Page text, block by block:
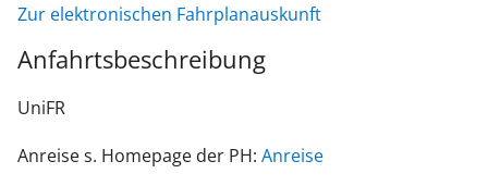
Zur elektronischen Fahrplanauskunft
Anfahrtsbeschreibung
UniFR
Anreise s. Homepage der PH: Anreise